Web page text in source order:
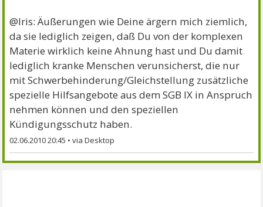
@Iris: Äußerungen wie Deine ärgern mich ziemlich,
da sie lediglich zeigen, daß Du von der komplexen
Materie wirklich keine Ahnung hast und Du damit
lediglich kranke Menschen verunsicherst, die nur
mit Schwerbehinderung/Gleichstellung zusätzliche
spezielle Hilfsangebote aus dem SGB IX in Anspruch
nehmen können und den speziellen
Kündigungsschutz haben.
02.06.2010 20:45 •